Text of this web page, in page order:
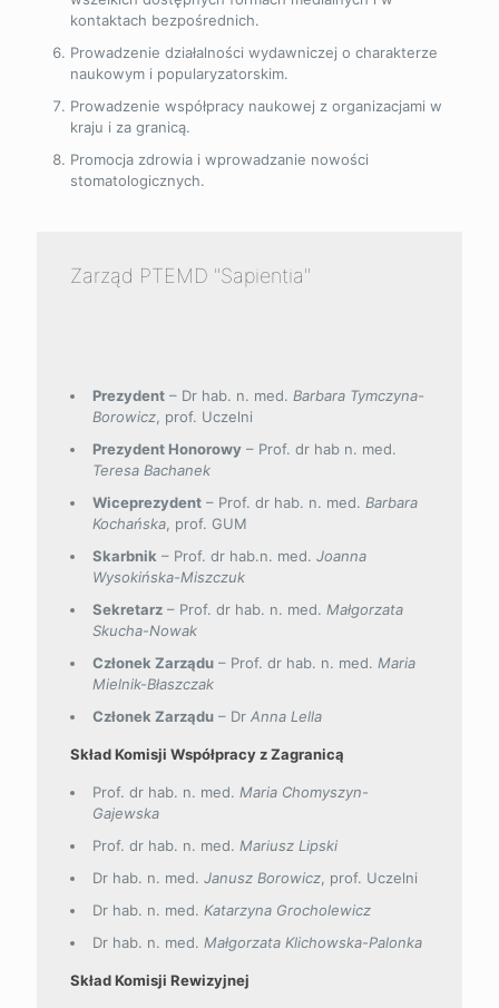
kontaktach bezpośrednich.
Prowadzenie działalności wydawniczej o charakterze
naukowym i popularyzatorskim.
Prowadzenie współpracy naukowej z organizacjami w
kraju i za granicą.
Promocja zdrowia i wprowadzanie nowości
stomatologicznych.
Zarząd PTEMD "Sapientia"
Prezydent – Dr hab. n. med. Barbara Tymczyna-
Borowicz , prof. Uczelni
Prezydent Honorowy – Prof. dr hab n. med.
Teresa Bachanek
Wiceprezydent – Prof. dr hab. n. med. Barbara
Kochańska , prof. GUM
Skarbnik – Prof. dr hab.n. med. Joanna
Wysokińska-Miszczuk
Sekretarz – Prof. dr hab. n. med. Małgorzata
Skucha-Nowak
Członek Zarządu – Prof. dr hab. n. med. Maria
Mielnik-Błaszczak
Członek Zarządu – Dr Anna Lella
Skład Komisji Współpracy z Zagranicą
Prof. dr hab. n. med. Maria Chomyszyn-
Gajewska
Prof. dr hab. n. med. Mariusz Lipski
Dr hab. n. med. Janusz Borowicz , prof. Uczelni
Dr hab. n. med. Katarzyna Grocholewicz
Dr hab. n. med. Małgorzata Klichowska-Palonka
Skład Komisji Rewizyjnej